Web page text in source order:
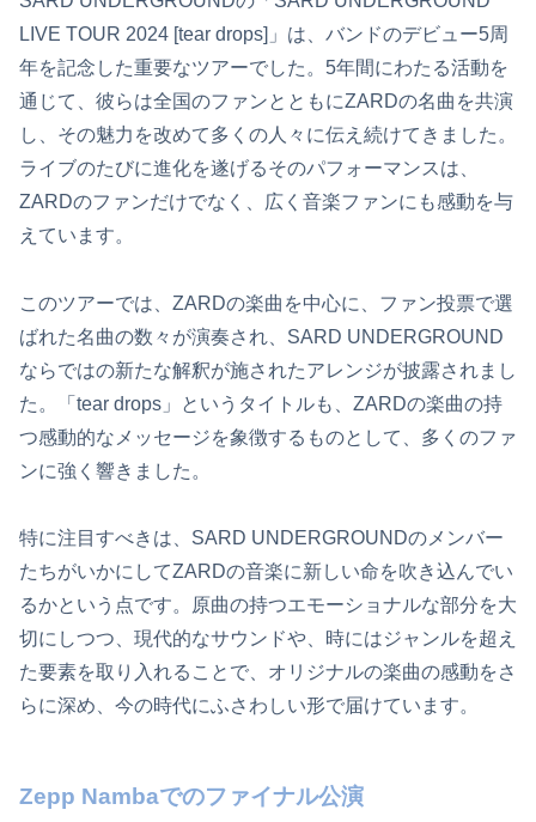
LIVE TOUR 2024 [tear drops]」は、バンドのデビュー5周
年を記念した重要なツアーでした。5年間にわたる活動を
通じて、彼らは全国のファンとともにZARDの名曲を共演
し、その魅力を改めて多くの人々に伝え続けてきました。
ライブのたびに進化を遂げるそのパフォーマンスは、
ZARDのファンだけでなく、広く音楽ファンにも感動を与
えています。
このツアーでは、ZARDの楽曲を中心に、ファン投票で選
ばれた名曲の数々が演奏され、SARD UNDERGROUND
ならではの新たな解釈が施されたアレンジが披露されまし
た。「tear drops」というタイトルも、ZARDの楽曲の持
つ感動的なメッセージを象徴するものとして、多くのファ
ンに強く響きました。
特に注目すべきは、SARD UNDERGROUNDのメンバー
たちがいかにしてZARDの音楽に新しい命を吹き込んでい
るかという点です。原曲の持つエモーショナルな部分を大
切にしつつ、現代的なサウンドや、時にはジャンルを超え
た要素を取り入れることで、オリジナルの楽曲の感動をさ
らに深め、今の時代にふさわしい形で届けています。
Zepp Nambaでのファイナル公演